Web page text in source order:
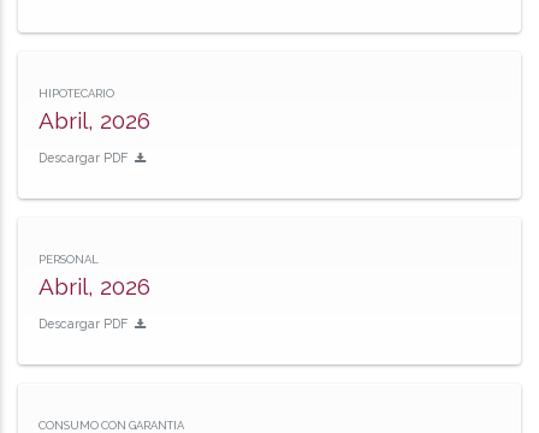
HIPOTECARIO
Abril, 2026
Descargar PDF
PERSONAL
Abril, 2026
Descargar PDF
CONSUMO CON GARANTIA